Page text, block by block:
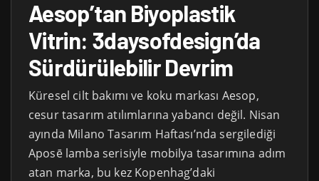
Aesop’tan Biyoplastik
Vitrin: 3daysofdesign’da
Sürdürülebilir Devrim
Küresel cilt bakımı ve koku markası Aesop,
cesur tasarım atılımlarına yabancı değil. Nisan
ayında Milano Tasarım Haftası’nda sergilediği
Aposē lamba serisiyle mobilya tasarımına adım
atan marka, bu kez Kopenhag’daki